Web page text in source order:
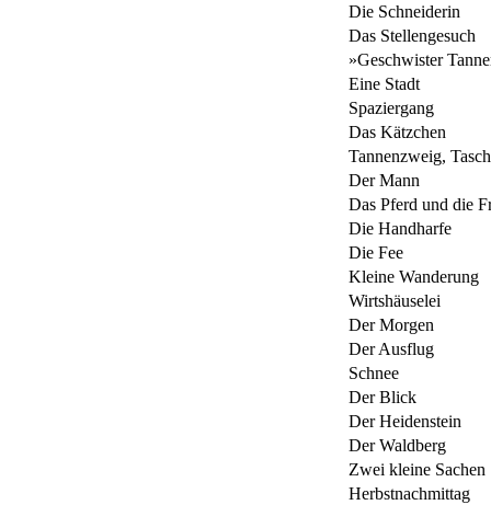
Die Schneiderin
Das Stellengesuch
»Geschwister
Eine Stadt
Spaziergang
Das Kätzchen
Tannenzweig,
Der Mann
Das Pferd und die
Die Handharfe
Die Fee
Kleine Wanderung
Wirtshäuselei
Der Morgen
Der Ausflug
Schnee
Der Blick
Der Heidenstein
Der Waldberg
Zwei kleine Sachen
Herbstnachmittag